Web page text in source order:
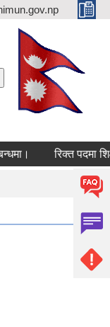
रिक्त पदमा शिक्षक